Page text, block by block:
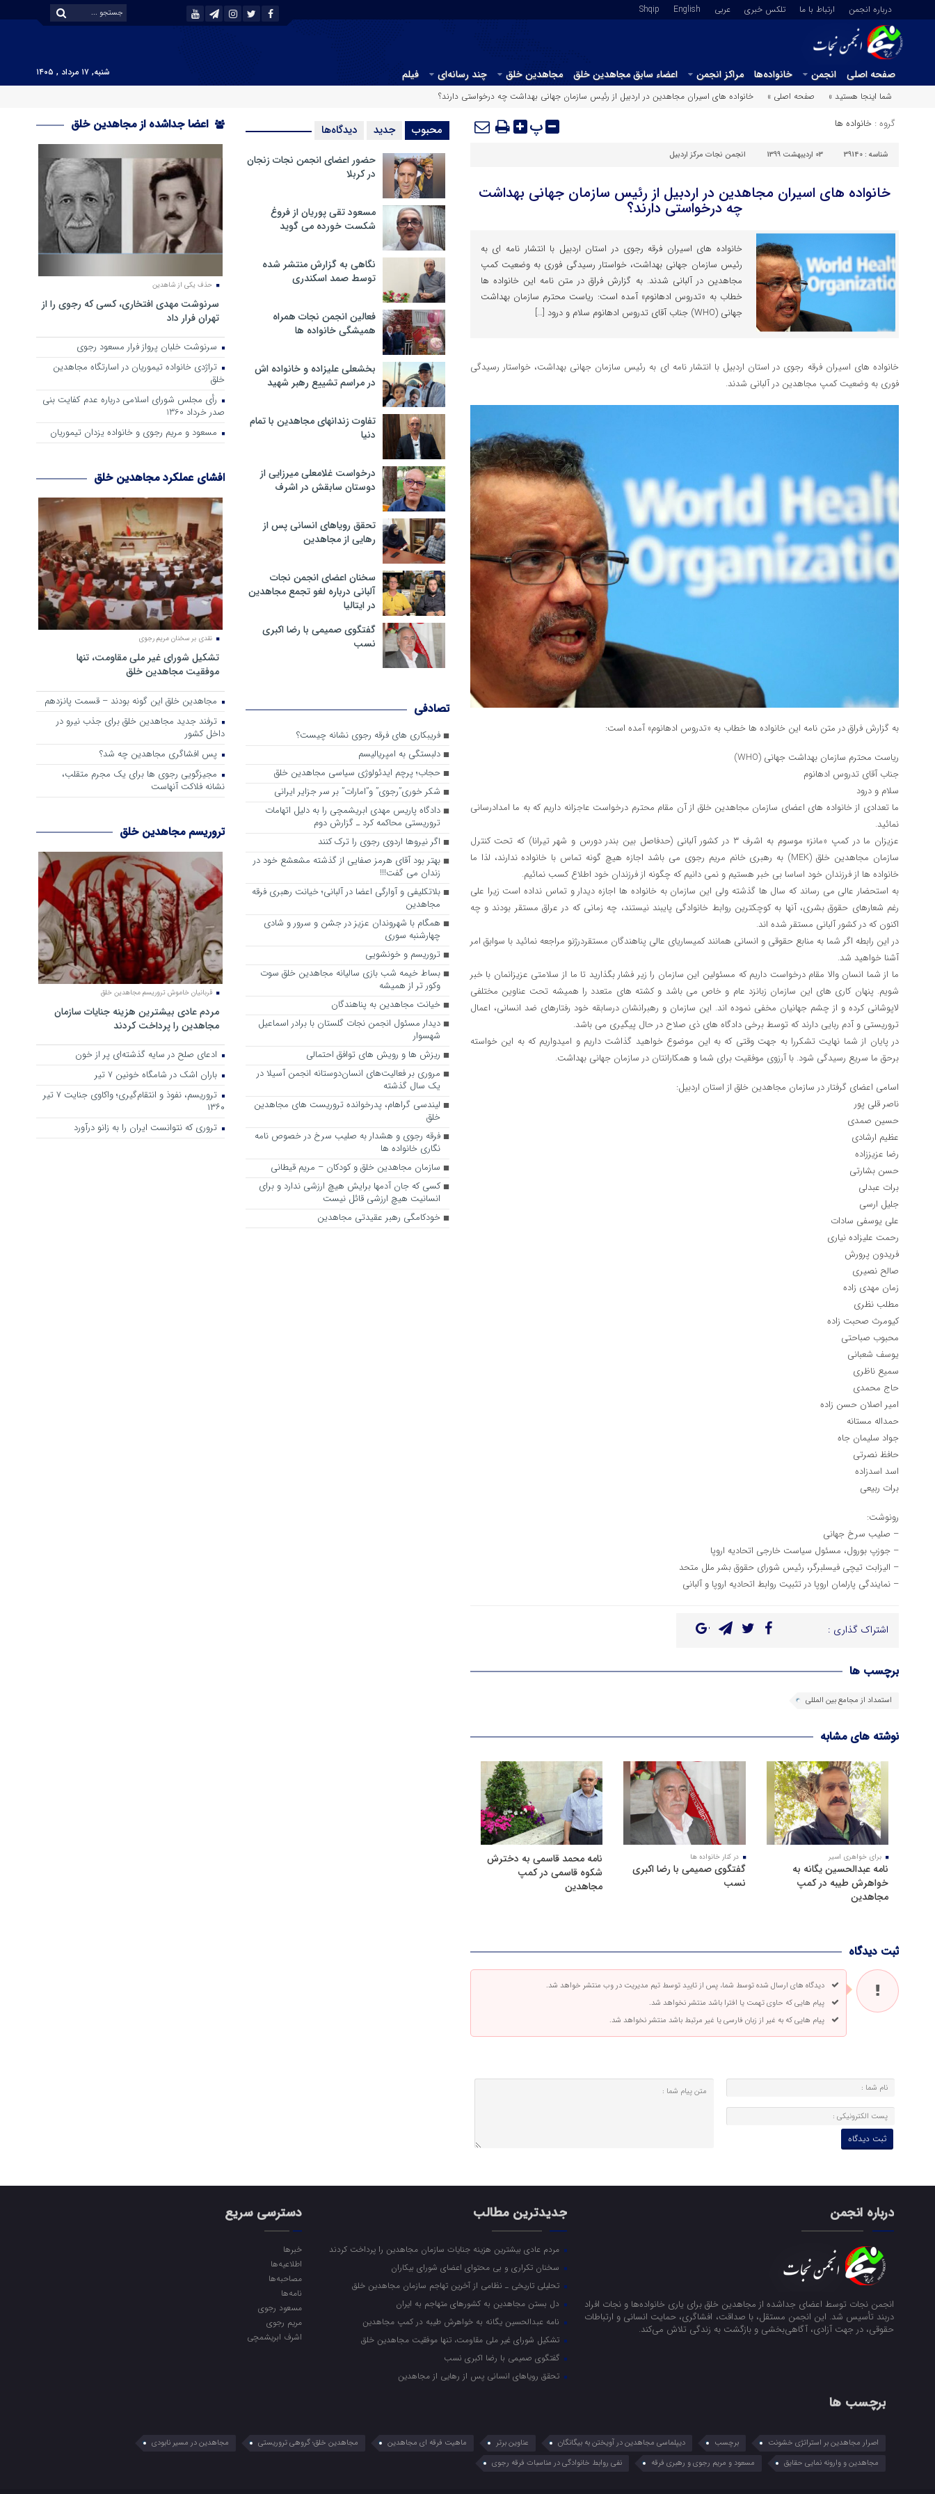
درباره انجمن ارتباط با ما تلکس خبری عربي English
Shqip
صفحه اصلی انجمن خانواده‌ها مراکز انجمن اعضاء سابق مجاهدین خلق مجاهدین خلق چند رسانه‌ای فیلم
شنبه, ۱۷ مرداد , ۱۴۰۵
شما اینجا هستید »
صفحه اصلی » خانواده های اسیران مجاهدین در اردبیل از رئیس سازمان جهانی بهداشت چه درخواستی دارند؟
گروه : خانواده ها پ
شناسه : 39140 03 اردیبهشت 1399 انجمن نجات مرکز اردبیل
خانواده های اسیران مجاهدین در اردبیل از رئیس سازمان جهانی بهداشت
چه درخواستی دارند؟
خانواده های اسیران فرقه رجوی در استان اردبیل با انتشار نامه ای به
رئیس سازمان جهانی بهداشت، خواستار رسیدگی فوری به وضعیت کمپ
مجاهدین در آلبانی شدند. به گزارش فراق در متن نامه این خانواده ها
خطاب به «تدروس ادهانوم» آمده است: ریاست محترم سازمان بهداشت
جهانی (WHO) جناب آقای تدروس ادهانوم سلام و درود […]
خانواده های اسیران فرقه رجوی در استان اردبیل با انتشار نامه ای به رئیس سازمان جهانی بهداشت، خواستار رسیدگی
فوری به وضعیت کمپ مجاهدین در آلبانی شدند.
به گزارش فراق در متن نامه این خانواده ها خطاب به «تدروس ادهانوم» آمده است:
ریاست محترم سازمان بهداشت جهانی (WHO)
جناب آقای تدروس ادهانوم
سلام و درود
ما تعدادی از خانواده های اعضای سازمان مجاهدین خلق از آن مقام محترم درخواست عاجزانه داریم که به ما امدادرسانی
نمائید.
عزیزان ما در کمپ «مانز» موسوم به اشرف ۳ در کشور آلبانی (حدفاصل بین بندر دورس و شهر تیرانا) که تحت کنترل
سازمان مجاهدین خلق (MEK) به رهبری خانم مریم رجوی می باشد اجازه هیچ گونه تماس با خانواده ندارند، لذا ما
خانواده ها از فرزندان خود اساسا بی خبر هستیم و نمی دانیم که چگونه از فرزندان خود اطلاع کسب نمائیم.
به استحضار عالی می رساند که سال ها گذشته ولی این سازمان به خانواده ها اجازه دیدار و تماس نداده است زیرا علی
رغم شعارهای حقوق بشری، آنها به کوچکترین روابط خانوادگی پایبند نیستند، چه زمانی که در عراق مستقر بودند و چه
اکنون که در کشور آلبانی مستقر شده اند.
در این رابطه اگر شما به منابع حقوقی و انسانی همانند کمیساریای عالی پناهندگان مستقردرژنو مراجعه نمائید با سوابق امر
آشنا خواهید شد.
ما از شما انسان والا مقام درخواست داریم که مسئولین این سازمان را زیر فشار بگذارید تا ما از سلامتی عزیزانمان با خبر
شویم. پنهان کاری های این سازمان زبانزد عام و خاص می باشد و کشته های متعدد را همیشه تحت عناوین مختلفی
لاپوشانی کرده و از چشم جهانیان مخفی نموده اند. این سازمان و رهبرانشان درسابقه خود رفتارهای ضد انسانی، اعمال
تروریستی و آدم ربایی دارند که توسط برخی دادگاه های ذی صلاح در حال پیگیری می باشد.
در پایان از شما نهایت تشکررا به جهت وقتی که به این موضوع خواهید گذاشت داریم و امیدواریم که به این خواسته
برحق ما سریع رسیدگی شود. با آرزوی موفقیت برای شما و همکارانتان در سازمان جهانی بهداشت.
اسامی اعضای گرفتار در سازمان مجاهدین خلق از استان اردبیل:
ناصر قلی پور
حسین صمدی
عظیم ارشادی
رضا عزیززاده
حسن بشارتی
برات عبدلی
جلیل ارسی
علی یوسفی سادات
رحمت علیزاده نیاری
فریدون پرورش
صالح نصیری
زمان مهدی زاده
مطلب نظری
کیومرث صحبت زاده
محبوب صباحتی
یوسف شعبانی
سمیع ناظری
حاج محمدی
امیر اصلان حسن زاده
حمداله مستانه
جواد سلیمان جاه
حافظ نصرتی
اسد اسدزاده
برات ربیعی
رونوشت:
– صلیب سرخ جهانی
– جوزپ بورول، مسئول سیاست خارجی اتحادیه اروپا
– الیزابت تیچی فیسلبرگر، رئیس شورای حقوق بشر ملل متحد
– نمایندگی پارلمان اروپا در تثبیت روابط اتحادیه اروپا و آلبانی
اشتراک گذاری :
برچسب ها
استمداد از مجامع بین المللی
نوشته های مشابه
برای خواهری اسیر
نامه عبدالحسین یگانه به
خواهرش طیبه در کمپ
مجاهدین
در کنار خانواده ها
گفتگوی صمیمی با رضا اکبری
نسب
نامه محمد قاسمی به دخترش
شکوه قاسمی در کمپ
مجاهدین
ثبت دیدگاه
دیدگاه های ارسال شده توسط شما، پس از تایید توسط تیم مدیریت در وب منتشر خواهد شد.
پیام هایی که حاوی تهمت یا افترا باشد منتشر نخواهد شد.
پیام هایی که به غیر از زبان فارسی یا غیر مرتبط باشد منتشر نخواهد شد.
محبوب جدید دیدگاه‌ها
حضور اعضای انجمن نجات زنجان
در کربلا
مسعود تقی پوریان از فروغ
شکست خورده می گوید
نگاهی به گزارش منتشر شده
توسط صمد اسکندری
فعالین انجمن نجات همراه
همیشگی خانواده ها
بخشعلی علیزاده و خانواده اش
در مراسم تشییع رهبر شهید
تفاوت زندانهای مجاهدین با تمام
دنیا
درخواست غلامعلی میرزایی از
دوستان سابقش در اشرف
تحقق رویاهای انسانی پس از
رهایی از مجاهدین
سخنان اعضای انجمن نجات
آلبانی درباره لغو تجمع مجاهدین
در ایتالیا
گفتگوی صمیمی با رضا اکبری
نسب
تصادفی
فریبکاری های فرقه رجوی نشانه چیست؟
دلبستگی به امپریالیسم
حجاب؛ پرچم ایدئولوژی سیاسی مجاهدین خلق
شکر خوری”رجوی” و”امارات” بر سر جزایر ایرانی
دادگاه پاریس مهدی ابریشمچی را به دلیل اتهامات
تروریستی محاکمه کرد ـ گزارش دوم
اگر نیروها اردوی رجوی را ترک کنند
بهتر بود آقای هرمز صفایی از گذشته مشعشع خود در
زندان می گفت!!!
بلاتکلیفی و آوارگی اعضا در آلبانی؛ خیانت رهبری فرقه
مجاهدین
همگام با شهروندان عزیز در جشن و سرور و شادی
چهارشنبه سوری
تروريسم و خونشويي
بساط خیمه شب بازی سالیانه مجاهدین خلق سوت
وکور تر از همیشه
خیانت مجاهدین به پناهندگان
دیدار مسئول انجمن نجات گلستان با برادر اسماعیل
شهسوار
ریزش ها و رویش های توافق احتمالی
مروری بر فعالیت‌های انسان‌دوستانه انجمن آسیلا در
یک سال گذشته
لیندسی گراهام، پدرخوانده تروریست های مجاهدین
خلق
فرقه رجوی و هشدار به صلیب سرخ در خصوص نامه
نگاری خانواده ها
سازمان مجاهدین خلق و کودکان – مریم قیطانی
کسی که جان آدمها برایش هیچ ارزشی ندارد و برای
انسانیت هیچ ارزشی قائل نیست
خودکامگی رهبر عقیدتی مجاهدین
اعضا جداشده از مجاهدین خلق
حذف یکی از شاهدین
سرنوشت مهدی افتخاری، کسی که رجوی را از
تهران فرار داد
سرنوشت خلبان پرواز فرار مسعود رجوی
تراژدی خانواده تیموریان در اسارتگاه مجاهدین
خلق
رأی مجلس شورای اسلامی درباره عدم كفایت بنی
صدر خرداد 1360
مسعود و مریم رجوی و خانواده یزدان تیموریان
افشای عملکرد مجاهدین خلق
نقدی بر سخنان مریم رجوی
تشکیل شورای غیر ملی مقاومت، تنها
موفقیت مجاهدین خلق
مجاهدین خلق این گونه بودند – قسمت پانزدهم
ترفند جدید مجاهدین خلق برای جذب نیرو در
داخل کشور
پس افشاگری مجاهدین چه شد؟
مجیزگویی رجوی ها برای یک مجرم متقلب،
نشانه فلاکت آنهاست
تروریسم مجاهدین خلق
قربانیان خاموش تروریسم مجاهدین خلق
مردم عادی بیشترین هزینه جنایات سازمان
مجاهدین را پرداخت کردند
ادعای صلح در سایه گذشته‌ای پر از خون
باران اشک در شامگاه خونین 7 تیر
تروریسم، نفوذ و انتقام‌گیری؛ واکاوی جنایت ۷ تیر
۱۳۶۰
تروری که نتوانست ایران را به زانو درآورد
درباره انجمن
انجمن نجات توسط اعضای جداشده از مجاهدین خلق برای یاری خانواده‌ها و نجات افراد
دربند تأسیس شد. این انجمن مستقل، با صداقت، افشاگری، حمایت انسانی و ارتباطات
حقوقی، در جهت آزادی، آگاهی‌بخشی و بازگشت به زندگی تلاش می‌کند.
جدیدترین مطالب
مردم عادی بیشترین هزینه جنایات سازمان مجاهدین را پرداخت کردند
سخنان تکراری و بی محتوای اعضای شورای بیکاران
تحلیلی تاریخی ـ نظامی از آخرین تهاجم سازمان مجاهدین خلق
دل بستن مجاهدین به کشورهای متهاجم به ایران
نامه عبدالحسین یگانه به خواهرش طیبه در کمپ مجاهدین
تشکیل شورای غیر ملی مقاومت، تنها موفقیت مجاهدین خلق
گفتگوی صمیمی با رضا اکبری نسب
تحقق رویاهای انسانی پس از رهایی از مجاهدین
دسترسی سریع
خبرها
اطلاعیه‌ها
مصاحبه‌ها
نامه‌ها
مسعود رجوی
مریم رجوی
اشرف ابریشمچی
برچسب ها
اصرار مجاهدین بر استراتژی خشونت برچسب دیپلماسی مجاهدین در آویختن به بیگانگان عناوین برتر ماهیت فرقه ای مجاهدین مجاهدین خلق؛ گروهی تروریستی
مجاهدین در مسیر نابودی
مجاهدین و وارونه نمایی حقایق
مسعود و مریم رجوی و رهبری فرقه نفی روابط خانوادگی در مناسبات فرقه رجوی